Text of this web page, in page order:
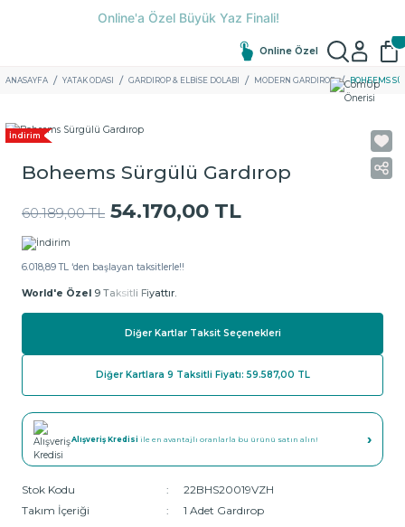
Online Özel
ANASAYFA YATAK ODASI GARDIROP & ELBISE DOLABI MODERN GARDIROP BOHEEMS
İndirim
Boheems Sürgülü Gardırop
60.189,00 TL 54.170,00 TL
6.018,89 TL ‘den başlayan taksitlerle!!
World'e Özel 9 Taksitli Fiyattır.
Diğer Kartlar Taksit Seçenekleri
Diğer Kartlara 9 Taksitli Fiyatı: 59.587,00 TL
Alışveriş Kredisi ile en avantajlı oranlarla bu ürünü satın alın! ›
Stok Kodu
22BHS20019VZH
Takım İçeriği
1 Adet Gardırop